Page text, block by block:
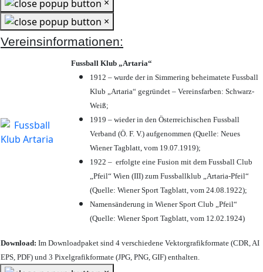
×
Vereinsinformationen:
Fussball Klub „Artaria“
1912 – wurde der in Simmering beheimatete Fussball
Klub „Artaria“ gegründet – Vereinsfarben: Schwarz-
Weiß;
1919 – wieder in den Österreichischen Fussball
Verband (Ö. F. V.) aufgenommen (Quelle: Neues
Wiener Tagblatt, vom 19.07.1919);
1922 – erfolgte eine Fusion mit dem Fussball Club
„Pfeil“ Wien (III) zum Fussballklub „Artaria-Pfeil“
(Quelle: Wiener Sport Tagblatt, vom 24.08.1922);
Namensänderung in Wiener Sport Club „Pfeil“
(Quelle: Wiener Sport Tagblatt, vom 12.02.1924)
Download: Im Downloadpaket sind 4 verschiedene Vektorgrafikformate (CDR, AI
EPS, PDF) und 3 Pixelgrafikformate (JPG, PNG, GIF) enthalten.